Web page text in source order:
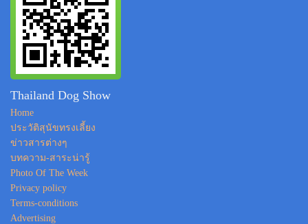
Thailand Dog Show
Home
ประวัติสุนัขทรงเลี้ยง
ข่าวสารต่างๆ
บทความ-สาระน่ารู้
Photo Of The Week
Privacy policy
Terms-conditions
Advertising